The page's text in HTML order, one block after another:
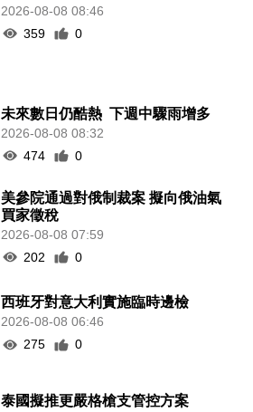
2026-08-08 08:46
359
0
未來數日仍酷熱 下週中驟雨增多
2026-08-08 08:32
474
0
美參院通過對俄制裁案 擬向俄油氣
買家徵稅
2026-08-08 07:59
202
0
西班牙對意大利實施臨時邊檢
2026-08-08 06:46
275
0
泰國擬推更嚴格槍支管控方案